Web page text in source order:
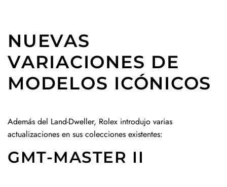
NUEVAS
VARIACIONES DE
MODELOS ICÓNICOS
Además del Land-Dweller, Rolex introdujo varias
actualizaciones en sus colecciones existentes:
GMT-MASTER II